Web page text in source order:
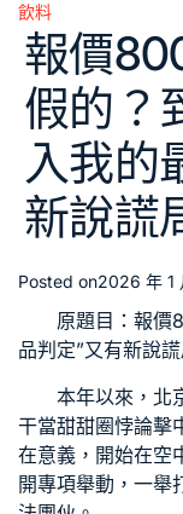
Posted
in
飲料
報價
假的？
入我的
新說謊
Posted on2026 年 1
原題目：報價
品判定”又有新說
本年以來，北
干當甜甜圈悖論擊
在意義，開始在空
開專項舉動，一舉